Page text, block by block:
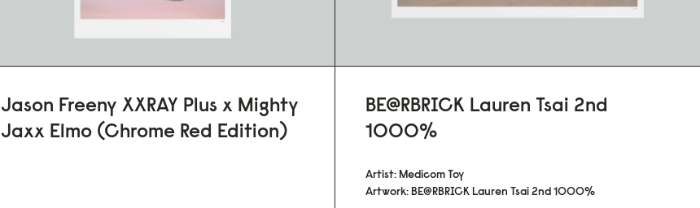
Jason Freeny XXRAY Plus x Mighty
Jaxx Elmo (Chrome Red Edition)
BE@RBRICK Lauren Tsai 2nd
1000%
Artist: Medicom Toy
Artwork: BE@RBRICK Lauren Tsai 2nd 1000%